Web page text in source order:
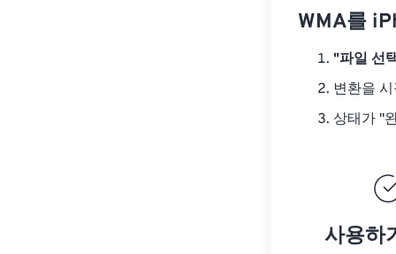
WMA를
"파일 선
변환을
상태가 "
사용하